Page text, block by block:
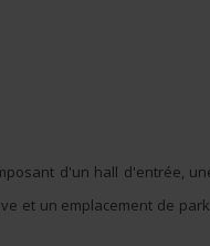
d'un hall d'entrée,
et un emplacement de